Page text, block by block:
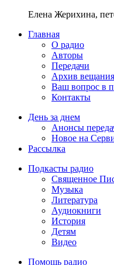
Елена Жерихина,
Главная
О радио
Авторы
Передачи
Архив вещания
Ваш вопрос в
Контакты
День за днем
Анонсы
Новое на
Рассылка
Подкасты радио
Священное
Музыка
Литература
Аудиокниги
История
Детям
Видео
Помощь радио